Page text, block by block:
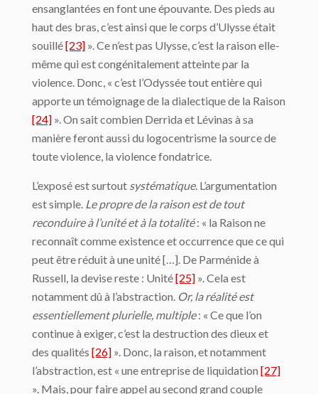
ensanglantées en font une épouvante. Des pieds au
haut des bras, c’est ainsi que le corps d’Ulysse était
souillé[23] ». Ce n’est pas Ulysse, c’est la raison elle-
même qui est congénitalement atteinte par la
violence. Donc, « c’est l’Odyssée tout entière qui
apporte un témoignage de la dialectique de la Raison
[24] ». On sait combien Derrida et Lévinas à sa
manière feront aussi du logocentrisme la source de
toute violence, la violence fondatrice.
L’exposé est surtout systématique. L’argumentation
est simple. Le propre de la raison est de tout
reconduire à l’unité et à la totalité: « la Raison ne
reconnaît comme existence et occurrence que ce qui
peut être réduit à une unité […]. De Parménide à
Russell, la devise reste : Unité[25] ». Cela est
notamment dû à l’abstraction. Or, la réalité est
essentiellement plurielle, multiple: « Ce que l’on
continue à exiger, c’est la destruction des dieux et
des qualités [26] ». Donc, la raison, et notamment
l’abstraction, est « une entreprise de liquidation [27]
». Mais, pour faire appel au second grand couple